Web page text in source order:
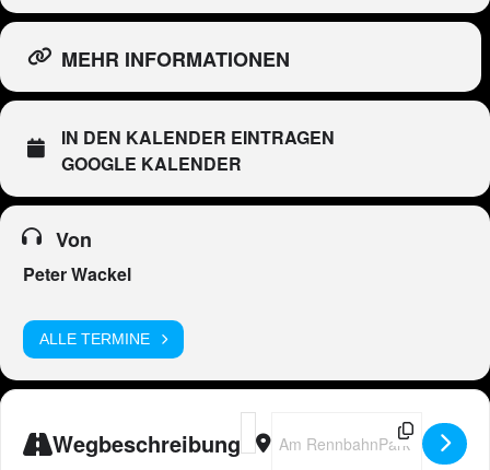
MEHR INFORMATIONEN
IN DEN KALENDER EINTRAGEN
GOOGLE KALENDER
Von
Peter Wackel
ALLE TERMINE
Wegbeschreibung
Address - Peter Wackel LIVE in
Destination Address - Peter